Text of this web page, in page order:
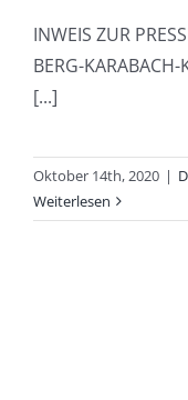
INWEIS ZUR
BERG-
[...]
Oktober 14th, 2020 |
Weiterlesen